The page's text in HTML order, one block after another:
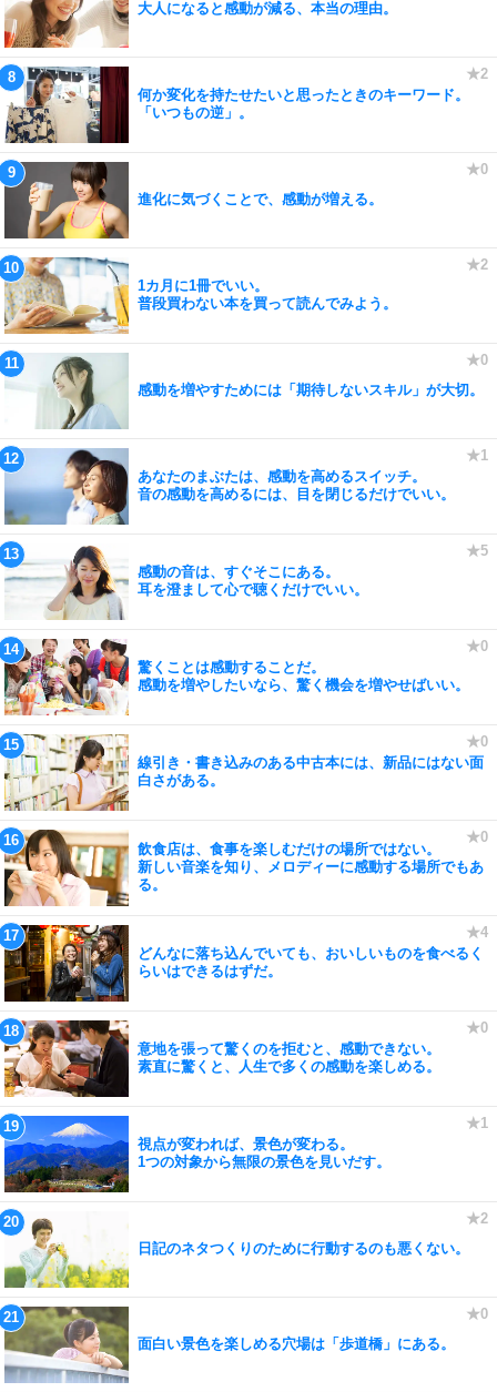
大人になると感動が減る、本当の理由。
何か変化を持たせたいと思ったときのキーワード。
「いつもの逆」。
進化に気づくことで、感動が増える。
1カ月に1冊でいい。
普段買わない本を買って読んでみよう。
感動を増やすためには「期待しないスキル」が大切。
あなたのまぶたは、感動を高めるスイッチ。
音の感動を高めるには、目を閉じるだけでいい。
感動の音は、すぐそこにある。
耳を澄まして心で聴くだけでいい。
驚くことは感動することだ。
感動を増やしたいなら、驚く機会を増やせばいい。
線引き・書き込みのある中古本には、新品にはない面
白さがある。
飲食店は、食事を楽しむだけの場所ではない。
新しい音楽を知り、メロディーに感動する場所でもあ
る。
どんなに落ち込んでいても、おいしいものを食べるく
らいはできるはずだ。
意地を張って驚くのを拒むと、感動できない。
素直に驚くと、人生で多くの感動を楽しめる。
視点が変われば、景色が変わる。
1つの対象から無限の景色を見いだす。
日記のネタつくりのために行動するのも悪くない。
面白い景色を楽しめる穴場は「歩道橋」にある。